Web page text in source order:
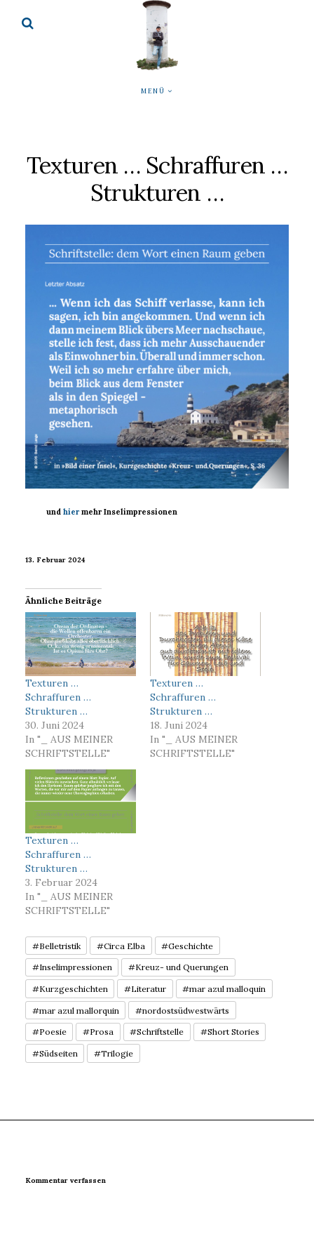
MENÜ
Texturen … Schraffuren …
Strukturen …
undhier mehr Inselimpressionen
13. Februar 2024
Ähnliche Beiträge
Texturen …
Schraffuren …
Strukturen …
30. Juni 2024
In "_ AUS MEINER
SCHRIFTSTELLE"
Texturen …
Schraffuren …
Strukturen …
18. Juni 2024
In "_ AUS MEINER
SCHRIFTSTELLE"
Texturen …
Schraffuren …
Strukturen …
3. Februar 2024
In "_ AUS MEINER
SCHRIFTSTELLE"
#Belletristik #Circa Elba #Geschichte
#Inselimpressionen #Kreuz- und Querungen
#Kurzgeschichten #Literatur #mar azul malloquin
#mar azul mallorquin #nordostsüdwestwärts
#Poesie #Prosa #Schriftstelle #Short Stories
#Südseiten #Trilogie
Kommentar verfassen